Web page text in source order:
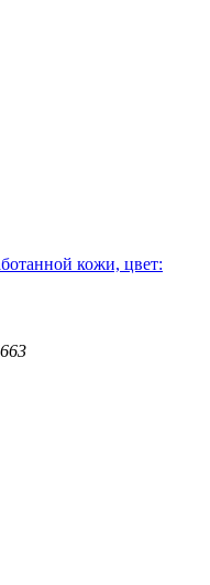
кожи, цвет: